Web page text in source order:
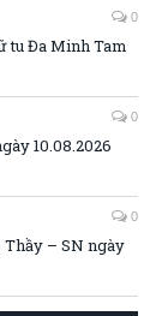
0
tu Đa Minh Tam
0
10.08.2026
0
– SN ngày